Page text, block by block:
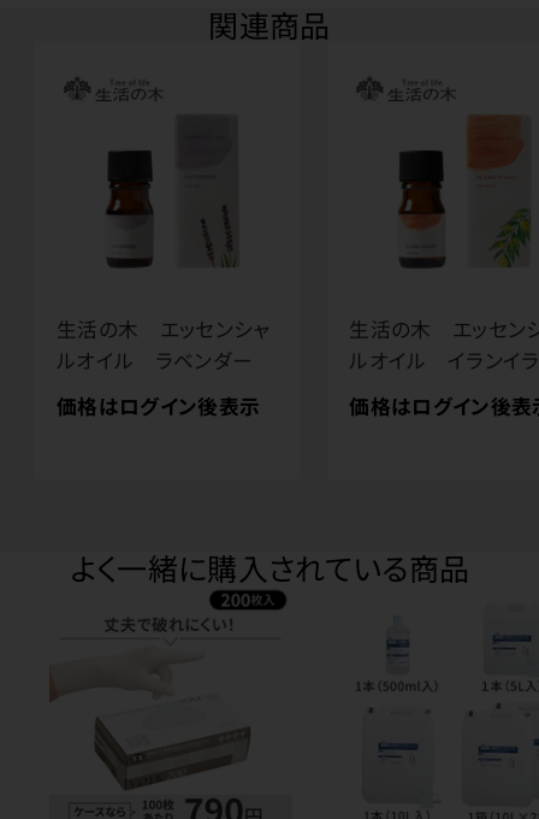
関連商品
生活の木 エッセンシャ
ルオイル ラベンダー
価格はログイン後表示
生活の木 エッセン
ルオイル イランイ
価格はログイン後表
よく一緒に購入されている商品